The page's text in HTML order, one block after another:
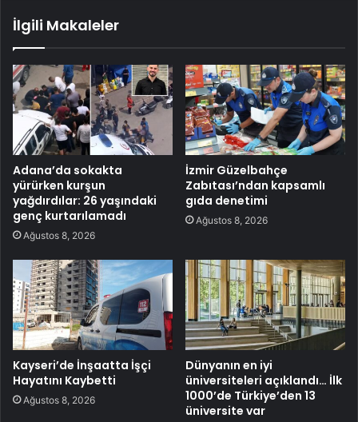
İlgili Makaleler
Adana’da sokakta
yürürken kurşun
yağdırdılar: 26 yaşındaki
genç kurtarılamadı
Ağustos 8, 2026
İzmir Güzelbahçe
Zabıtası’ndan kapsamlı
gıda denetimi
Ağustos 8, 2026
Kayseri’de İnşaatta İşçi
Hayatını Kaybetti
Ağustos 8, 2026
Dünyanın en iyi
üniversiteleri açıklandı… İlk
1000’de Türkiye’den 13
üniversite var